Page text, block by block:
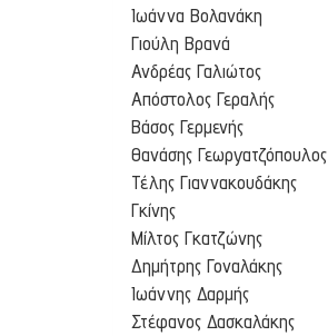
Ιωάννα Βολανάκη
Γιούλη Βρανά
Ανδρέας Γαλιώτος
Απόστολος Γεραλής
Βάσος Γερμενής
Θανάσης Γεωργατζόπουλος
Τέλης Γιαννακουδάκης
Γκίνης
Μίλτος Γκατζώνης
Δημήτρης Γοναλάκης
Ιωάννης Δαρμής
Στέφανος Δασκαλάκης